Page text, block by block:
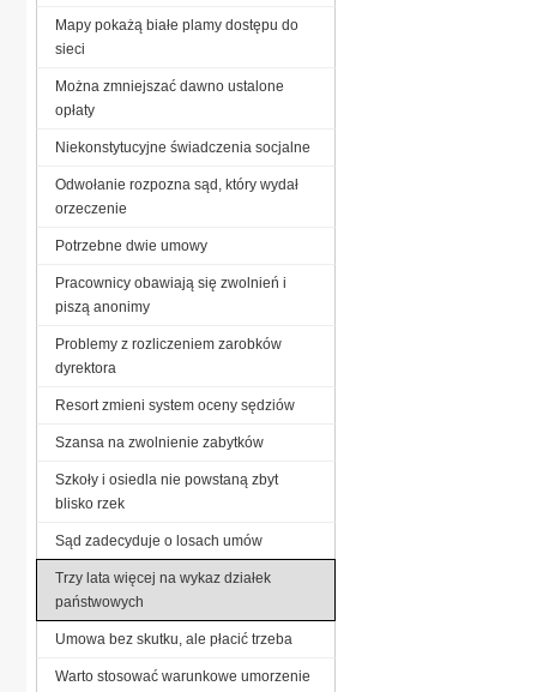
Mapy pokażą białe plamy dostępu do
sieci
Można zmniejszać dawno ustalone
opłaty
Niekonstytucyjne świadczenia socjalne
Odwołanie rozpozna sąd, który wydał
orzeczenie
Potrzebne dwie umowy
Pracownicy obawiają się zwolnień i
piszą anonimy
Problemy z rozliczeniem zarobków
dyrektora
Resort zmieni system oceny sędziów
Szansa na zwolnienie zabytków
Szkoły i osiedla nie powstaną zbyt
blisko rzek
Sąd zadecyduje o losach umów
Trzy lata więcej na wykaz działek
państwowych
Umowa bez skutku, ale płacić trzeba
Warto stosować warunkowe umorzenie